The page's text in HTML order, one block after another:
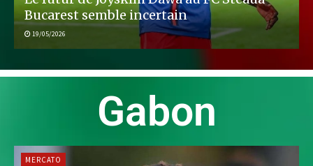
Bucarest semble incertain
19/05/2026
Gabon
MERCATO